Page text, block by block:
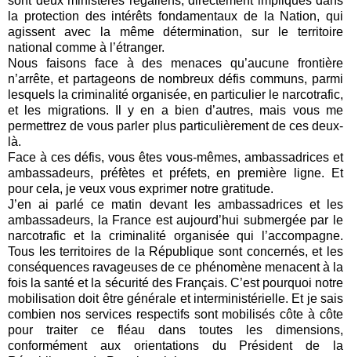
la protection des intérêts fondamentaux de la Nation, qui
agissent avec la même détermination, sur le territoire
national comme à l’étranger.
Nous faisons face à des menaces qu’aucune frontière
n’arrête, et partageons de nombreux défis communs, parmi
lesquels la criminalité organisée, en particulier le narcotrafic,
et les migrations. Il y en a bien d’autres, mais vous me
permettrez de vous parler plus particulièrement de ces deux-
là.
Face à ces défis, vous êtes vous-mêmes, ambassadrices et
ambassadeurs, préfètes et préfets, en première ligne. Et
pour cela, je veux vous exprimer notre gratitude.
J’en ai parlé ce matin devant les ambassadrices et les
ambassadeurs, la France est aujourd’hui submergée par le
narcotrafic et la criminalité organisée qui l’accompagne.
Tous les territoires de la République sont concernés, et les
conséquences ravageuses de ce phénomène menacent à la
fois la santé et la sécurité des Français. C’est pourquoi notre
mobilisation doit être générale et interministérielle. Et je sais
combien nos services respectifs sont mobilisés côte à côte
pour traiter ce fléau dans toutes les dimensions,
conformément aux orientations du Président de la